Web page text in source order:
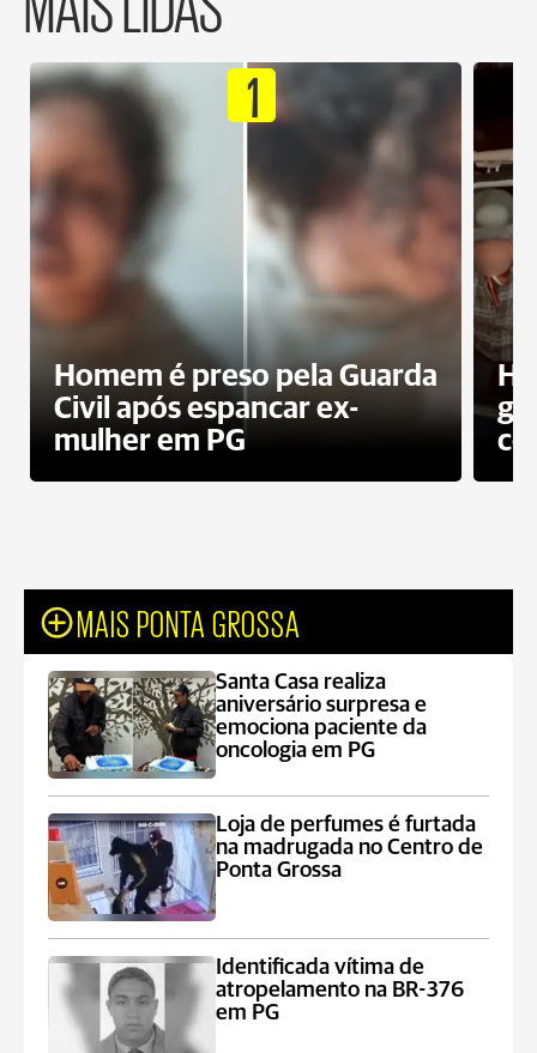
1
Homem é preso pela Guarda
Civil após espancar ex-
mulher em PG
MAIS PONTA GROSSA
Santa Casa realiza
aniversário surpresa e
emociona paciente da
oncologia em PG
Loja de perfumes é furtada
na madrugada no Centro de
Ponta Grossa
Identificada vítima de
atropelamento na BR-376
em PG